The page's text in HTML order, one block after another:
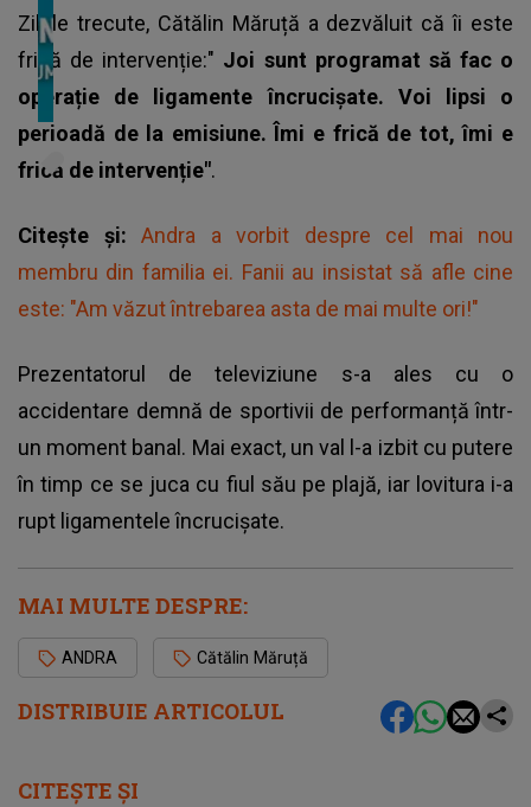
DISTRIBUIE ARTICOLUL
Zilele trecute, Cătălin Măruță a dezvăluit că îi este
frică de intervenție:" Joi sunt programat să fac o
operație de ligamente încrucișate. Voi lipsi o
perioadă de la emisiune. Îmi e frică de tot, îmi e
frică de intervenție".
Citește și: Andra a vorbit despre cel mai nou
membru din familia ei. Fanii au insistat să afle cine
este: "Am văzut întrebarea asta de mai multe ori!"
Prezentatorul de televiziune s-a ales cu o
accidentare demnă de sportivii de performanță într-
un moment banal. Mai exact, un val l-a izbit cu putere
în timp ce se juca cu fiul său pe plajă, iar lovitura i-a
rupt ligamentele încrucișate.
MAI MULTE DESPRE:
ANDRA Cătălin Măruță
CITEȘTE ȘI